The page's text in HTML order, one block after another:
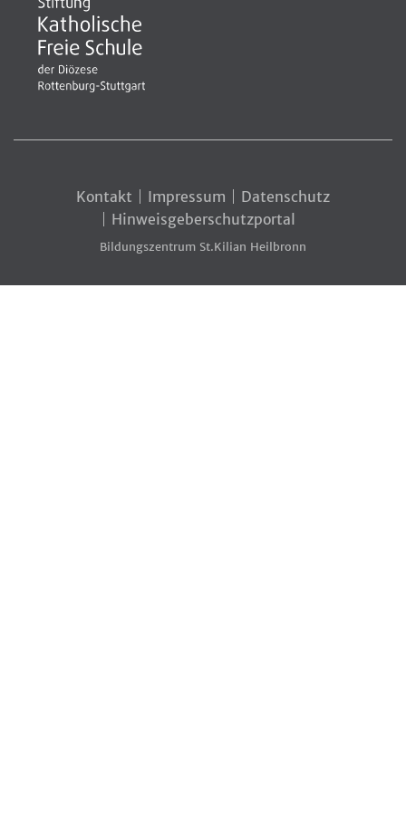
Bildungszentrum St.Kilian Heilbronn
Kontakt Impressum
Datenschutz
Hinweisgeberschutzportal